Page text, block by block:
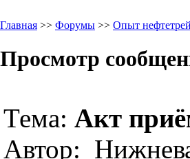
Главная >> Форумы >> Опыт
Просмотр
Тема: Акт
Автор: